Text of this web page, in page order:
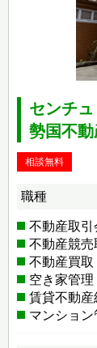
センチ
勢国不動
相談無料
職種
不動産取引
不動産競
不動産買取
空き家管
賃貸不動
マンション